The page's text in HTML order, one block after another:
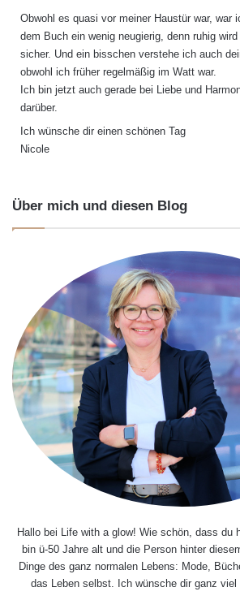
t
:
Obwohl es quasi vor meiner Haustür war, war
dem Buch ein wenig neugierig, denn ruhig
sicher. Und ein bisschen verstehe ich auch
obwohl ich früher regelmäßig im Watt war.
Ich bin jetzt auch gerade bei Liebe und
darüber.
Ich wünsche dir einen schönen Tag
Nicole
Über mich und diesen Blog
Hallo bei Life with a glow! Wie schön, dass du
bin ü-50 Jahre alt und die Person hinter
Dinge des ganz normalen Lebens: Mode,
das Leben selbst. Ich wünsche dir ganz viel